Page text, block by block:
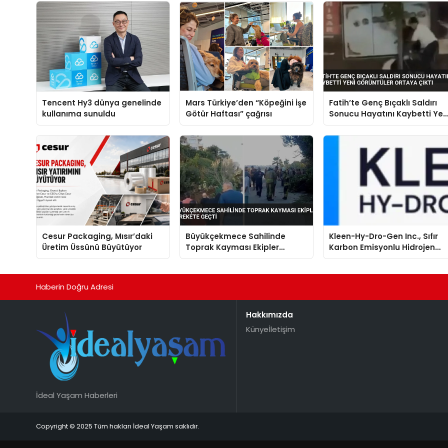
Tencent Hy3 dünya genelinde
kullanıma sunuldu
Mars Türkiye’den “Köpeğini İşe
Götür Haftası” çağrısı
Fatih’te Genç Bıçaklı Saldırı
Sonucu Hayatını Kaybetti
Görüntüler Ortaya Çıktı
Cesur Packaging, Mısır’daki
Üretim Üssünü Büyütüyor
Büyükçekmece Sahilinde
Toprak Kayması Ekipler
Harekete Geçti
Kleen-Hy-Dro-Gen Inc., Sıfır
Karbon Emisyonlu Hidrojen
Isıtma Teknolojisinde ISO ve
Haberin Doğru Adresi
İdeal Yaşam Haberleri
Hakkımızda
Künyeİletişim
Copyright © 2025 Tüm hakları İdeal Yaşam saklıdır.